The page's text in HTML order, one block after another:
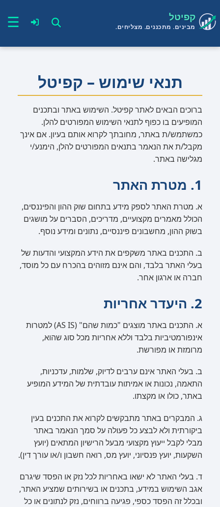
קפיטל
מבינים. מתכננים. מצליחים. ☰
תנאי שימוש – קפיטל
ברוכים הבאים לאתר קפיטל. השימוש באתר ובתכנים
המופיעים בו כפוף לתנאי השימוש המפורטים להלן.
כמשתמש/ת באתר, מחובתך לקרוא אותם בעיון. אם אינך
מקבל/ת את הנאמר בתנאים המפורטים להלן, הימנע/י
מגלישה באתר.
1. מטרת האתר
א. מטרת האתר לספק מידע בתחום שוק ההון והפיננסים,
הכולל מאמרים מקצועיים, מדריכים, הסברים על מושגים
בשוק ההון, מחשבונים פיננסיים, נתונים ומידע נוסף.
ב. התכנים באתר משקפים את הידע המקצועי והדעות של
בעלי האתר בלבד, והם אינם מזוהים בהכרח עם כל מוסד,
חברה או ארגון אחר.
2. היעדר אחריות
א. התכנים באתר מוצגים "כמות שהם" (AS IS) למטרות
אינפורמטיביות בלבד וללא אחריות מכל סוג שהוא,
מרומזת או מפורשת.
ב. בעלי האתר אינם ערבים לדיוק, שלמות, עדכניות,
התאמה, נכונות או אמיתות עובדתית של המידע המופיע
באתר, כולו או מקצתו.
ג. המבקרים באתר מתבקשים לקרוא את התכנים בעין
ביקורתית ולא לבצע כל פעולה על סמך הנאמר באתר
מבלי לקבל ייעוץ מקצועי מבעל הרישיון המתאים (יועץ
השקעות, יועץ פנסיוני, יועץ מס, רואה חשבון ו/או עורך דין).
ד. בעלי האתר לא ישאו באחריות לכל נזק או הפסד שיגרם
אגב השימוש במידע, בתכנים או בשירותים שמציע האתר,
ובכלל זה הפסד כספי, פגיעה ברווחים, נזק לנתונים או כל